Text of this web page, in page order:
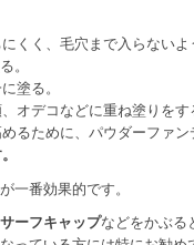
くく、毛穴まで入らない
。
塗る。
オデコなどに重ね塗りをす
るために、パウダーファン
一番効果的です。
ーフキャップなどをかぶる